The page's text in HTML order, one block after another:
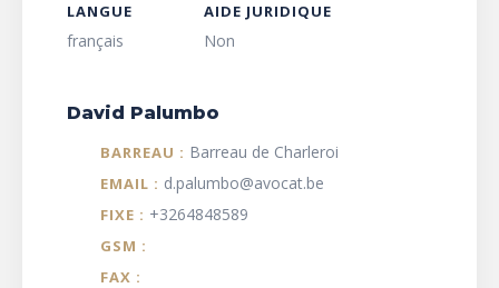
LANGUE
français
AIDE JURIDIQUE
Non
David Palumbo
BARREAU : Barreau de Charleroi
EMAIL : d.palumbo@avocat.be
FIXE : +3264848589
GSM :
FAX :